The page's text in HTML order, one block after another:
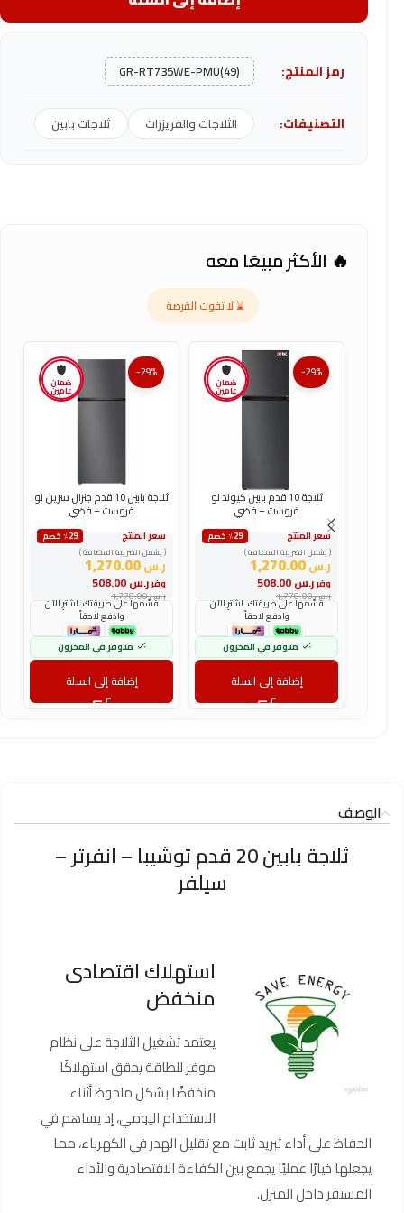
رمز المنتج: GR-RT735WE-PMU(49)
التصنيفات: الثلاجات والفريزرات ثلاجات بابين
🔥 الأكثر مبيعًا معه
⌛ لا تفوت الفرصة
ضمان
عامين
-29%
ثلاجة 10 قدم بابين كيولد نو
فروست – فضي
سعر المنتج
٪29 خصم
( يشمل الضريبة المضافة )
ر.س1,270.00
وفرر.س
ر.س1,778.00
قسّمها على طريقتك. اشترِ الآن
وادفع لاحقاً
متوفر في المخزون
إضافة إلى السلة
ضمان
عامين
-29%
ثلاجة بابين 10 قدم جنرال سرين نو
فروست – فضي
سعر المنتج
٪29 خصم
( يشمل الضريبة المضافة )
ر.س1,270.00
وفرر.س
ر.س1,778.00
قسّمها على طريقتك. اشترِ الآن
وادفع لاحقاً
متوفر في المخزون
إضافة إلى السلة
الوصف
ثلاجة بابين 20 قدم توشيبا – انفرتر –
سيلفر
استهلاك اقتصادى
منخفض
يعتمد تشغيل الثلاجة على نظام
موفر للطاقة يحقق استهلاكًا
منخفضًا بشكل ملحوظ أثناء
الاستخدام اليومي، إذ يساهم في
الحفاظ على أداء تبريد ثابت مع تقليل الهدر في الكهرباء، مما
يجعلها خيارًا عمليًا يجمع بين الكفاءة الاقتصادية والأداء
المستقر داخل المنزل.